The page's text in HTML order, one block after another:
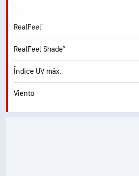
RealFeel®
RealFeel Shade™
Índice UV máx.
Viento